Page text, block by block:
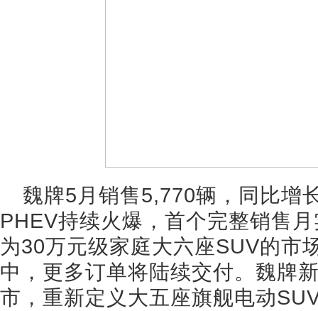
魏牌5月销售5,770辆，同比增
PHEV持续火爆，首个完整销售
为30万元级家庭大六座SUV的市
中，更多订单将陆续交付。魏牌
市，重新定义大五座旗舰电动